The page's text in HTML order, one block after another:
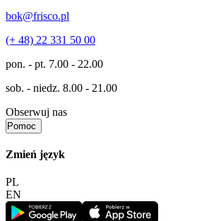
bok@frisco.pl
(+ 48) 22 331 50 00
pon. - pt. 7.00 - 22.00
sob. - niedz. 8.00 - 21.00
Obserwuj nas
Pomoc
Zmień język
PL
EN